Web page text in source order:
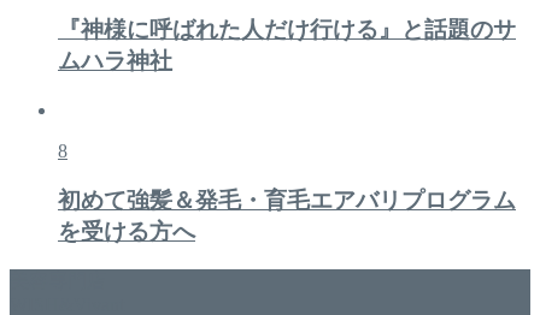
『神様に呼ばれた人だけ行ける』と話題のサ
ムハラ神社
8
初めて強髪＆発毛・育毛エアバリプログラム
を受ける方へ